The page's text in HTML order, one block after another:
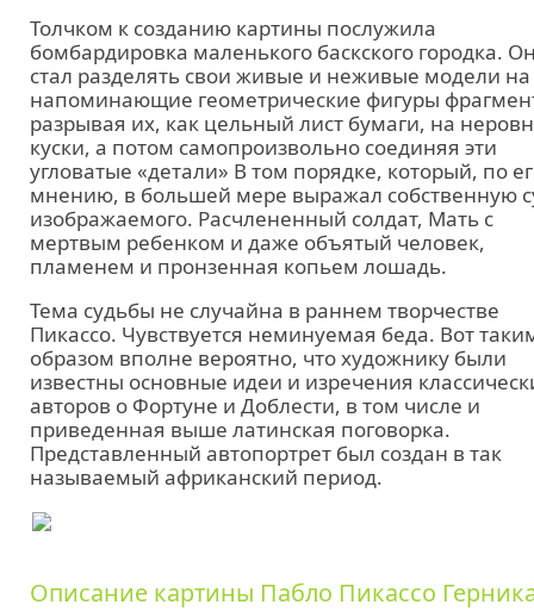
Толчком к созданию картины послужила
бомбардировка маленького баскского городка.
стал разделять свои живые и неживые модели на
напоминающие геометрические фигуры
разрывая их, как цельный лист бумаги, на
куски, а потом самопроизвольно соединяя эти
угловатые «детали» В том порядке, который, по
мнению, в большей мере выражал собственную
изображаемого. Расчлененный солдат, Мать с
мертвым ребенком и даже объятый человек,
пламенем и пронзенная копьем лошадь.
Тема судьбы не случайна в раннем творчестве
Пикассо. Чувствуется неминуемая беда. Вот
образом вполне вероятно, что художнику были
известны основные идеи и изречения
авторов о Фортуне и Доблести, в том числе и
приведенная выше латинская поговорка.
Представленный автопортрет был создан в так
называемый африканский период.
Описание картины Пабло Пикассо